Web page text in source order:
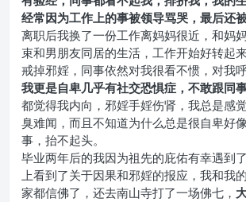
经常因为工作上的事被领导骂哭，最后还被
离职后我换了一份工作离妈妈很近，和妈
束和男朋友同居的生活，工作开始好转起
戒掉邪婬，同事依然对我很看不惯，对我呼
我更是自卑几乎有社交恐惧症，不敢跟同
都觉得我内向，邪婬手婬伤肾，我总是感
臭难闻，而且不知道为什么总是很自卑好
事，抬不起头。
毕业两年后的我因为祖先的庇佑有幸遇到
上看到了关于因果和邪婬的报应，我和我
家都信佛了，还去南山寺打了一场佛七，